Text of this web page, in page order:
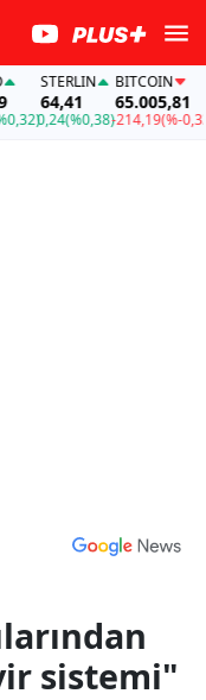
STERLIN
64,41
0,24(%0,38)
BITCOIN
65.005,81
-214,19(%-0,33)
sistemi"